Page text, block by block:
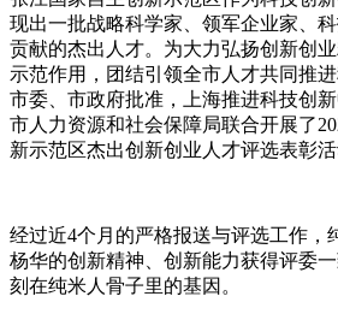
现出一批战略科学家、领军企业家、
贡献的杰出人才。为大力弘扬创新创
示范作用，团结引领全市人才共同推
市委、市政府批准，上海推进科技创
市人力资源和社会保障局联合开展了
新示范区杰出创新创业人才评选表彰活
经过近4个月的严格报送与评选工作，
杨华的创新精神、创新能力获得评委
刻在纯米人骨子里的基因。